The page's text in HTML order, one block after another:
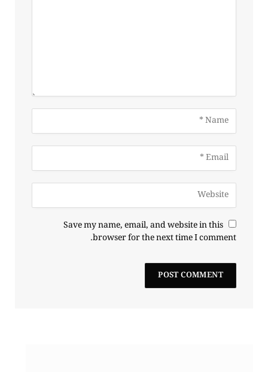
Save my name, email, and website in this
browser for the next time I comment.